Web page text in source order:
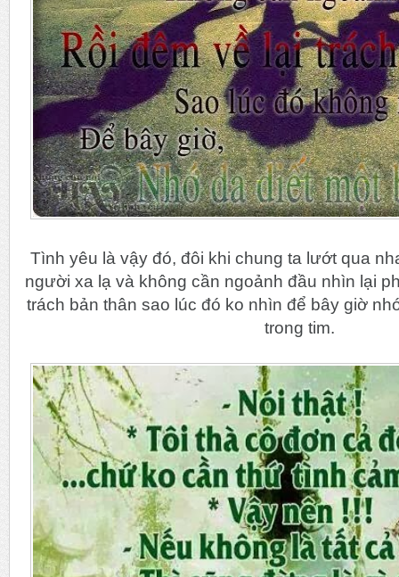
Tình yêu là vậy đó, đôi khi chung ta lướt qua
người xa lạ và không cần ngoảnh đầu nhìn lại
trách bản thân sao lúc đó ko nhìn để bây giờ
trong tim.